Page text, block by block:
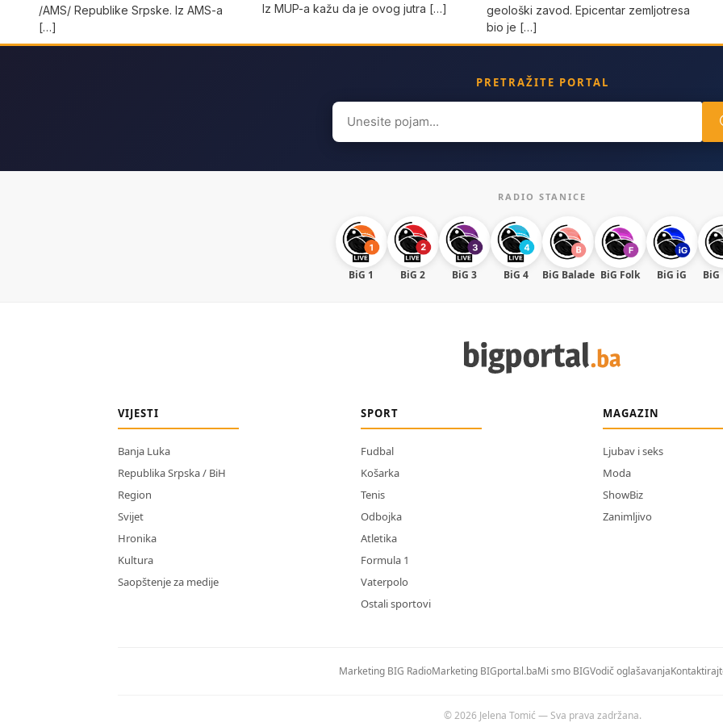
/AMS/ Republike Srpske. Iz AMS-a
[…]
Iz MUP-a kažu da je ovog jutra […]
geološki zavod. Epicentar zemljotresa
bio je […]
PRETRAŽITE PORTAL
Search
for:
RADIO STANICE
BiG 1 BiG 2 BiG 3 BiG 4 BiG Balade BiG Folk BiG iG BiG
VIJESTI
Banja Luka
Republika Srpska / BiH
Region
Svijet
Hronika
Kultura
Saopštenje za medije
SPORT
Fudbal
Košarka
Tenis
Odbojka
Atletika
Formula 1
Vaterpolo
Ostali sportovi
MAGAZIN
Ljubav i seks
Moda
ShowBiz
Zanimljivo
Marketing BIG RadioMarketing BIGportal.baMi smo BIGVodič oglašavanja
© 2026 Jelena Tomić — Sva prava zadržana.